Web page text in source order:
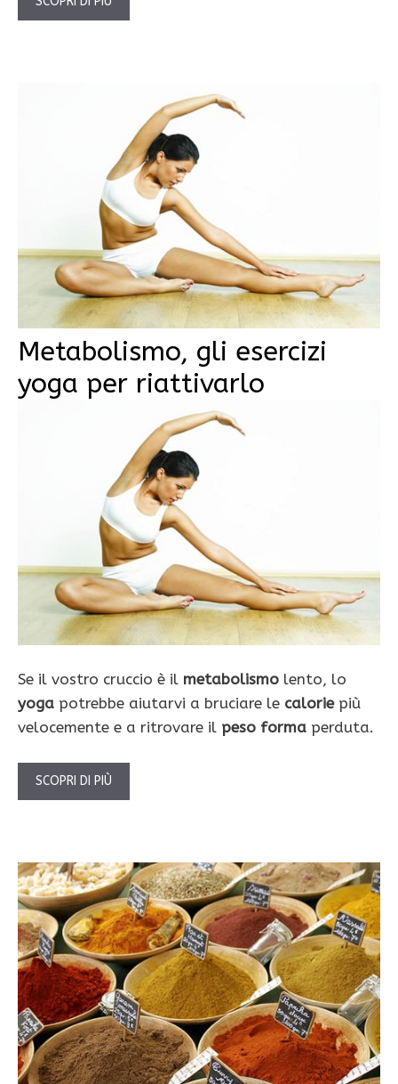
Metabolismo, gli esercizi
yoga per riattivarlo
Se il vostro cruccio è il metabolismo lento, lo
yoga potrebbe aiutarvi a bruciare le caloriepiù
velocemente e a ritrovare il peso forma perduta.
SCOPRI DI PIÙ